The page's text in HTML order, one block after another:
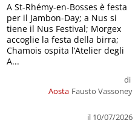
Aosta
di
Fausto Vassoney
il 10/07/2026
A St-Rhémy-en-Bosses è festa
per il Jambon-Day; a Nus si
tiene il Nus Festival; Morgex
accoglie la festa della birra;
Chamois ospita l’Atelier degli
A...